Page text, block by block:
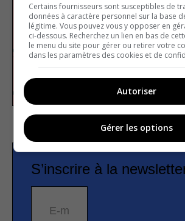
Les surnoms des
hockey
Sport
S’inscrire à la
E-mail
Certains fournisseurs sont susceptibles de
données à caractère personnel sur la base
légitime. Vous pouvez vous y opposer en
ci-dessous. Recherchez un lien en bas de
le menu du site pour gérer ou retirer votre
dans les paramètres des cookies et de
Autoriser
Gérer les options